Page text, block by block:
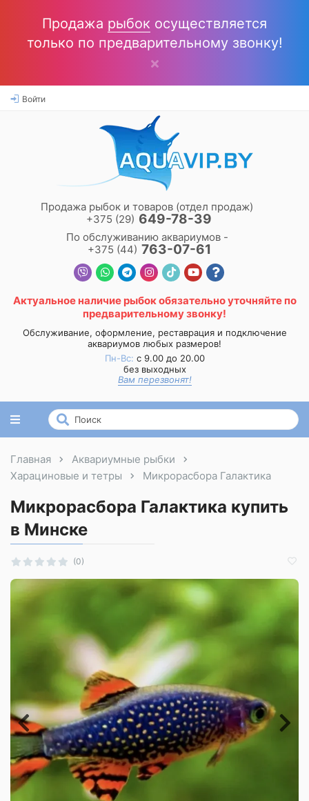
Продажа рыбок осуществляется
только по предварительному звонку!
Войти
Продажа рыбок и товаров (отдел продаж)
+375 (29) 649-78-39
По обслуживанию аквариумов -
+375 (44) 763-07-61
Актуальное наличие рыбокобязательно уточняйте по
предварительному звонку!
Обслуживание, оформление, реставрация и подключение
аквариумов любых размеров!
Пн-Вс: с 9.00 до 20.00
без выходных
Вам перезвонят!
Главная
Аквариумные рыбки
Харациновые и тетры
Микрорасбора Галактика
Микрорасбора Галактика купить
в Минске
(0)